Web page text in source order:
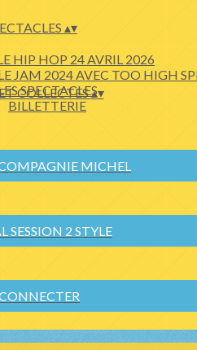
▴▾
HIP HOP 24 AVRIL 2026
JAM 2024 AVEC TOO HIGH
SPECTACLES
BILLETTERIE
COLLECTES▴▾
MICHEL
SESSION 2 STYLE